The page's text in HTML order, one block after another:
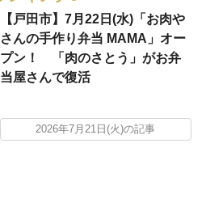
【戸田市】7月22日(水)「お肉や
さんの手作り弁当 MAMA」オー
プン！ 「肉のさとう」がお弁
当屋さんで復活
2026年7月21日(火)の記事